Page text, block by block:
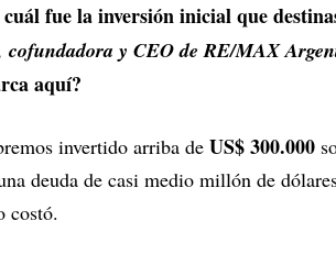
cuál fue la inversión inicial que
cofundadora y CEO de RE/MAX
aquí?
invertido arriba de US$ 300.000
deuda de casi medio millón de
costó.